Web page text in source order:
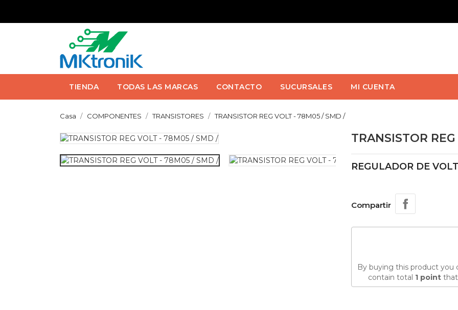
TIENDA TODAS LAS MARCAS CONTACTO SUCURSALES MI CUENTA
Casa COMPONENTES TRANSISTORES TRANSISTOR REG VOLT - 78M05 / SMD /
TRANSISTOR
REGULADOR DE
Compartir
By buying this product
contain total 1 point